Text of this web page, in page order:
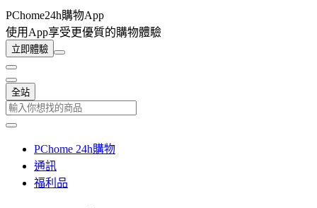
PChome24h購物App
使用App享受更優質的購物體驗
立即體驗
全站
PChome 24h購物
通訊
福利品